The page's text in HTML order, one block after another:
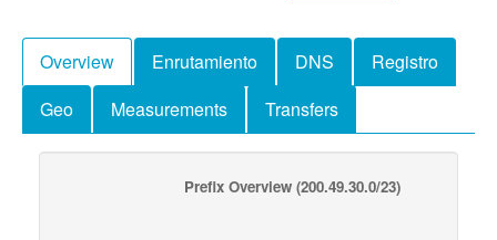
Overview Enrutamiento DNS
Registro
Geo
Measurements Transfers
Prefix Overview (200.49.30.0/23)